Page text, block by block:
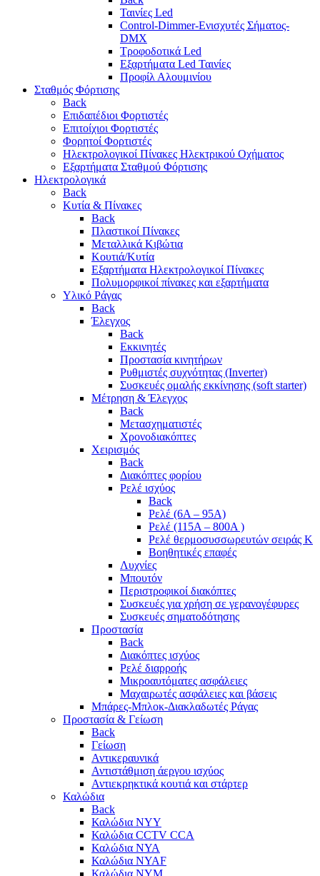
Ταινίες Led
Control-Dimmer-Ενισχυτές Σήματος-
DMX
Τροφοδοτικά Led
Εξαρτήματα Led Ταινίες
Προφίλ Αλουμινίου
Σταθμός Φόρτισης
Back
Επιδαπέδιοι Φορτιστές
Επιτoίχιοι Φορτιστές
Φορητοί Φορτιστές
Ηλεκτρολογικοί Πίνακες Ηλεκτρικού Οχήματος
Εξαρτήματα Σταθμού Φόρτισης
Ηλεκτρολογικά
Back
Κυτία & Πίνακες
Back
Πλαστικοί Πίνακες
Μεταλλικά Κιβώτια
Κουτιά/Κυτία
Εξαρτήματα Ηλεκτρολογικοί Πίνακες
Πολυμορφικοί πίνακες και εξαρτήματα
Υλικό Ράγας
Back
Έλεγχος
Back
Εκκινητές
Προστασία κινητήρων
Ρυθμιστές συχνότητας (Inverter)
Συσκευές ομαλής εκκίνησης (soft starter)
Μέτρηση & Έλεγχος
Back
Μετασχηματιστές
Χρονοδιακόπτες
Χειρισμός
Back
Διακόπτες φορίου
Ρελέ ισχύος
Back
Ρελέ (6A – 95A)
Ρελέ (115A – 800A )
Ρελέ θερμοσυσσωρευτών σειράς Κ
Βοηθητικές επαφές
Λυχνίες
Μπουτόν
Περιστροφικοί διακόπτες
Συσκευές για χρήση σε γερανογέφυρες
Συσκευές σηματοδότησης
Προστασία
Back
Διακόπτες ισχύος
Ρελέ διαρροής
Μικροαυτόματες ασφάλειες
Μαχαιρωτές ασφάλειες και βάσεις
Μπάρες-Μπλοκ-Διακλαδωτές Ράγας
Προστασία & Γείωση
Back
Γείωση
Αντικεραυνικά
Αντιστάθμιση άεργου ισχύος
Αντιεκρηκτικά κουτιά και στάρτερ
Καλώδια
Back
Καλώδια NYY
Καλώδια CCTV CCA
Καλώδια NYA
Καλώδια NYAF
Καλώδια NYΜ